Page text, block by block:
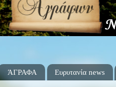
ΆΓΡΑΦΑ Ευρυτανία news